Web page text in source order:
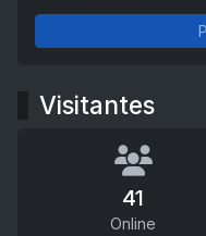
Visitantes
41
Online